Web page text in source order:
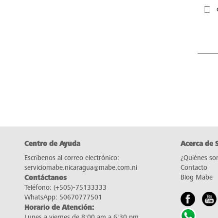
Centro de Ayuda
Escríbenos al correo electrónico:
serviciomabe.nicaragua@mabe.com.ni
Contáctanos
Teléfono: (+505)-75133333
WhatsApp: 50670777501
Horario de Atención:
Acerca de
¿Quiénes
Contacto
Blog Mabe